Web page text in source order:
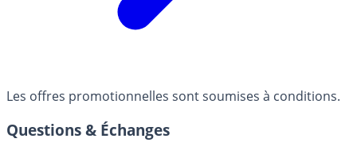
Les offres promotionnelles sont soumises à conditions.
Questions & Échanges